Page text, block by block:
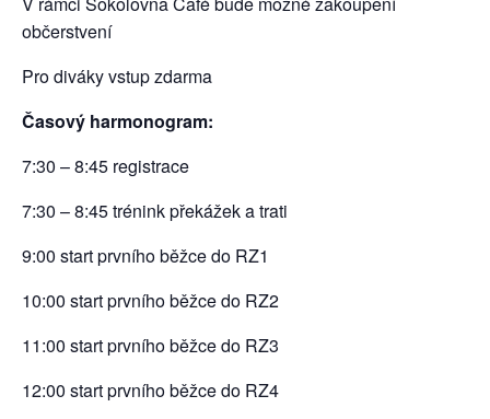
občerstvení
Pro diváky vstup zdarma
Časový harmonogram:
7:30 – 8:45 registrace
7:30 – 8:45 trénink překážek a trati
9:00 start prvního běžce do RZ1
10:00 start prvního běžce do RZ2
11:00 start prvního běžce do RZ3
12:00 start prvního běžce do RZ4